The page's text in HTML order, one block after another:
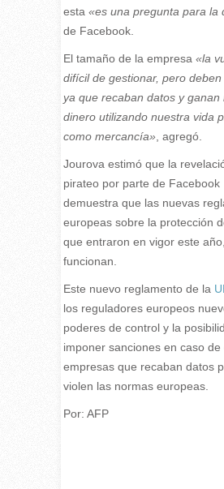
esta «es una pregunta para la
de Facebook.
El tamaño de la empresa «la
difícil de gestionar, pero
ya que recaban datos y ganan
dinero utilizando nuestra vida
como mercancía» , agregó.
Jourova estimó que la
pirateo por parte de Facebook
demuestra que las nuevas
europeas sobre la protección
que entraron en vigor este año,
funcionan.
Este nuevo reglamento de la
los reguladores europeos
poderes de control y la
imponer sanciones en caso de
empresas que recaban datos
violen las normas europeas.
Por: AFP